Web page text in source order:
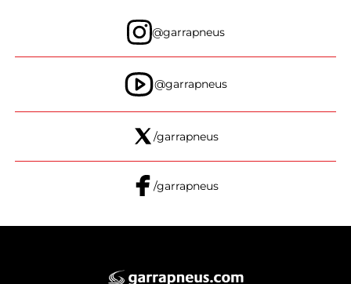
@garrapneus
@garrapneus
/garrapneus
/garrapneus